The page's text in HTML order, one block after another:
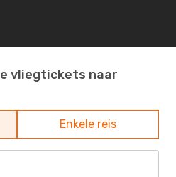
vliegtickets naar
Enkele reis